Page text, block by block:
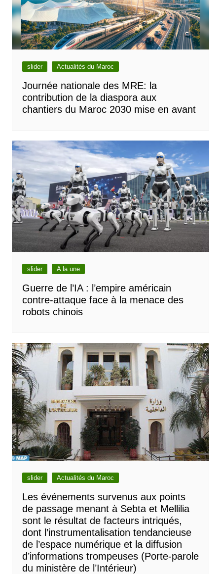
slider Actualités du Maroc
Journée nationale des MRE: la
contribution de la diaspora aux
chantiers du Maroc 2030 mise en avant
slider A la une
Guerre de l’IA : l’empire américain
contre-attaque face à la menace des
robots chinois
slider Actualités du Maroc
Les événements survenus aux points
de passage menant à Sebta et Mellilia
sont le résultat de facteurs intriqués,
dont l’instrumentalisation tendancieuse
de l’espace numérique et la diffusion
d’informations trompeuses (Porte-parole
du ministère de l’Intérieur)